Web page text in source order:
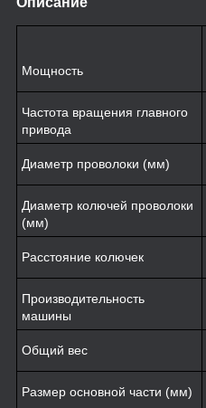
Мощность
Частота вращения главного
привода
Диаметр проволоки (мм)
Диаметр колючей проволоки
(мм)
Расстояние колючек
Производительность
машины
Общий вес
Размер основной части (мм)